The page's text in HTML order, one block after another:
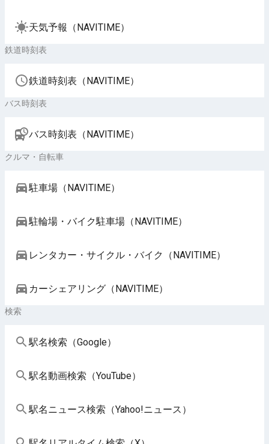
天気予報（NAVITIME）
鉄道時刻表
鉄道時刻表（NAVITIME）
バス時刻表
バス時刻表（NAVITIME）
クルマ・自転車
駐車場（NAVITIME）
駐輪場・バイク駐車場（NAVITIME）
レンタカー・サイクル・バイク（NAVITIME）
カーシェアリング（NAVITIME）
検索
駅名検索（Google）
駅名動画検索（YouTube）
駅名ニュース検索（Yahoo!ニュース）